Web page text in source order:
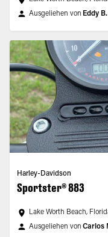
Ausgeliehen von Eddy B.
Harley-Davidson
Sportster® 883
Lake Worth Beach,
Ausgeliehen von Carlos